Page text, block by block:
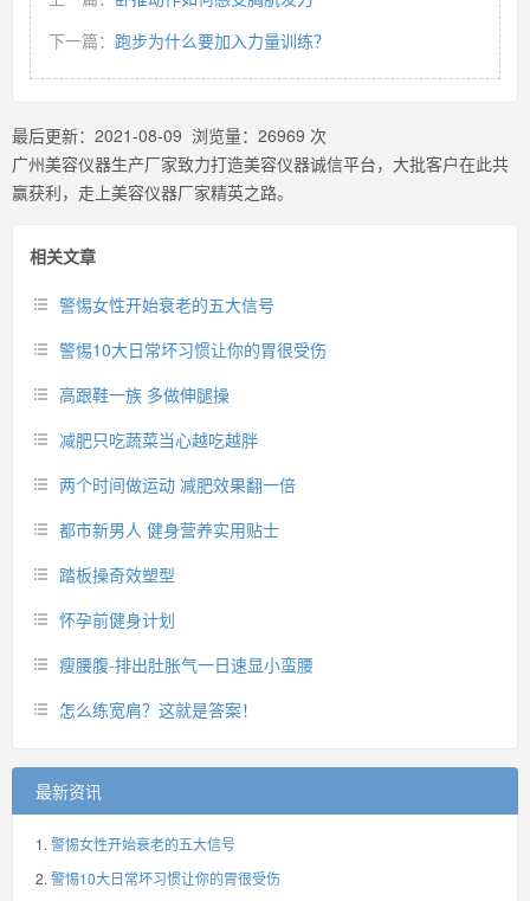
下一篇： 跑步为什么要加入力量训练？
最后更新： 2021-08-09 浏览量： 26969 次
广州美容仪器生产厂家致力打造美容仪器诚信平台，大批客户在此共
赢获利，走上美容仪器厂家精英之路。
相关文章
警惕女性开始衰老的五大信号
警惕10大日常坏习惯让你的胃很受伤
高跟鞋一族 多做伸腿操
减肥只吃蔬菜当心越吃越胖
两个时间做运动 减肥效果翻一倍
都市新男人 健身营养实用贴士
踏板操奇效塑型
怀孕前健身计划
瘦腰腹-排出肚胀气一日速显小蛮腰
怎么练宽肩？这就是答案！
最新资讯
警惕女性开始衰老的五大信号
警惕10大日常坏习惯让你的胃很受伤